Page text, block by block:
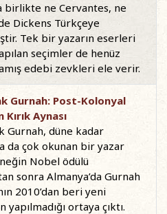
birlikte ne Cervantes, ne
Dickens Türkçeye
Tek bir yazarın eserleri
seçimler de henüz
edebi zevkleri ele verir.
Gurnah: Post-Kolonyal
Kırık Aynası
Gurnah, düne kadar
da çok okunan bir yazar
Nobel ödülü
sonra Almanya’da Gurnah
2010’dan beri yeni
yapılmadığı ortaya çıktı.